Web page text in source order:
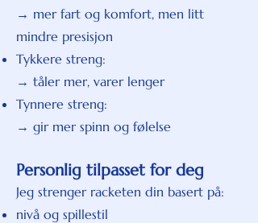
→ mer fart og komfort, men litt
mindre presisjon
Tykkere streng:
→ tåler mer, varer lenger
Tynnere streng:
→ gir mer spinn og følelse
Personlig tilpasset for deg
Jeg strenger racketen din basert på:
nivå og spillestil